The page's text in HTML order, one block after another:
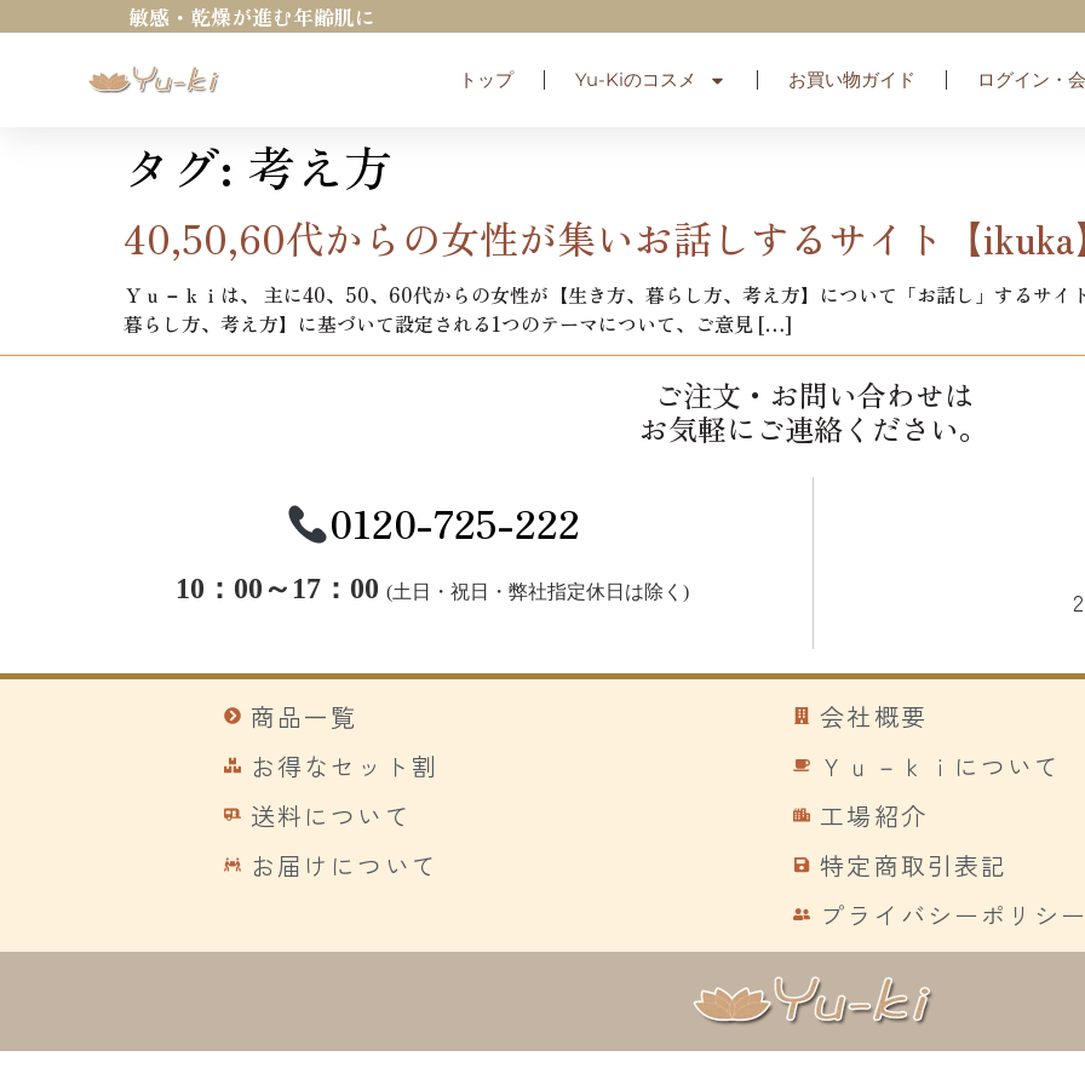
敏感・乾燥が進む年齢肌に
トップ Yu-Kiのコスメ お買い物ガイド ログイン・
タグ: 考え方
40,50,60代からの女性が集いお話しするサイト【ikuka
Ｙｕ－ｋｉは、 主に40、50、60代からの女性が【生き方、暮らし方、考え方】について「お話し」するサイ
暮らし方、考え方】に基づいて設定される1つのテーマについて、ご意見 […]
ご注文・お問い合わせは
お気軽にご連絡ください。
0120-725-222
10：00～17：00(土日・祝日・弊社指定休日は除く)
商品一覧
お得なセット割
送料について
お届けについて
会社概要
Ｙｕ－ｋｉについて
工場紹介
特定商取引表記
プライバシーポリシー